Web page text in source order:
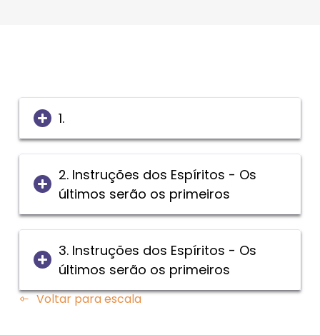
1.
2. Instruções dos Espíritos - Os
últimos serão os primeiros
3. Instruções dos Espíritos - Os
últimos serão os primeiros
Voltar para escala